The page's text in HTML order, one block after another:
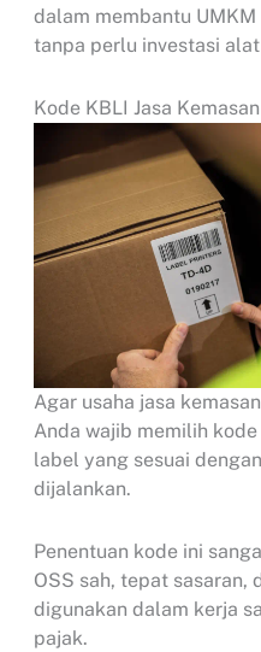
dalam membantu
tanpa perlu investasi
Kode KBLI Jasa
Agar usaha jasa
Anda wajib memilih
label yang sesuai
dijalankan.
Penentuan kode ini
OSS sah, tepat sasaran,
digunakan dalam kerja
pajak.